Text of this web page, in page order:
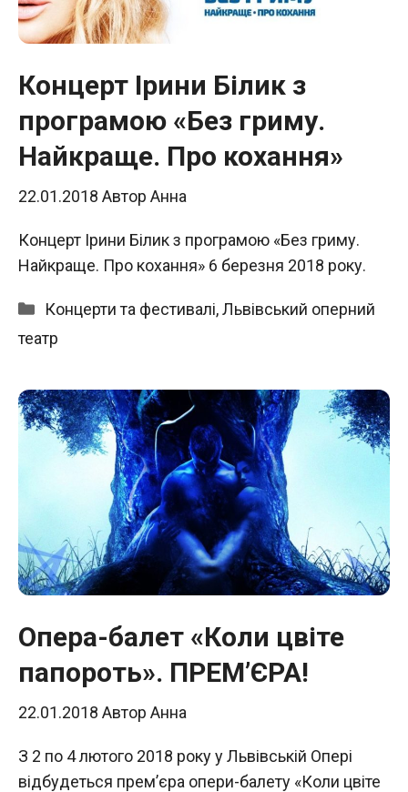
Концерт Ірини Білик з
програмою «Без гриму.
Найкраще. Про кохання»
22.01.2018 Автор Анна
Концерт Ірини Білик з програмою «Без гриму.
Найкраще. Про кохання» 6 березня 2018 року.
Категорії
Концерти та фестивалі,Львівський оперний
театр
Опера-балет «Коли цвіте
папороть». ПРЕМ’ЄРА!
22.01.2018 Автор Анна
З 2 по 4 лютого 2018 року у Львівській Опері
відбудеться прем’єра опери-балету «Коли цвіте